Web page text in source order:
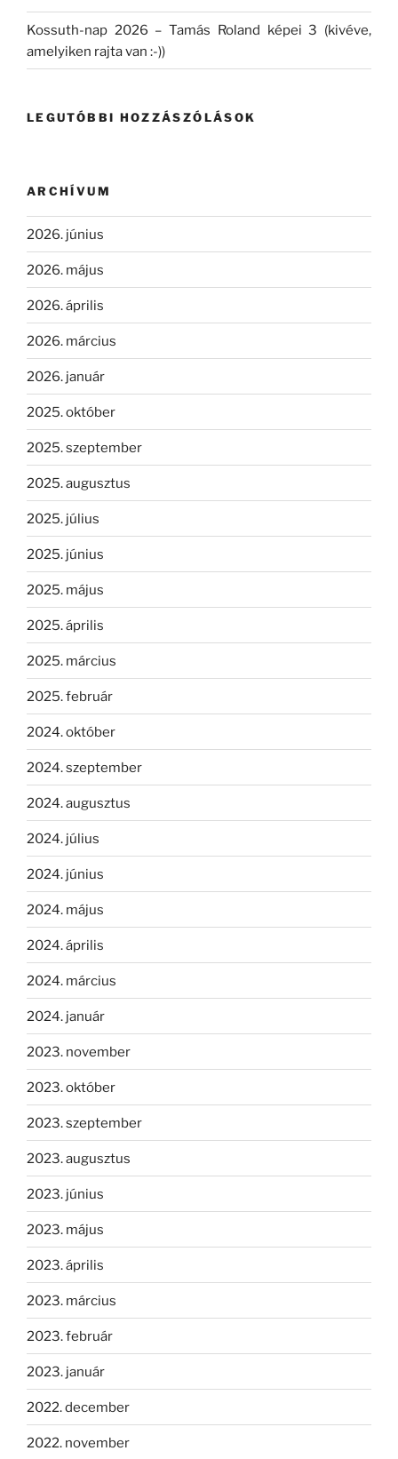
Kossuth-nap 2026 – Tamás Roland képei 3 (kivéve,
amelyiken rajta van :-))
LEGUTÓBBI HOZZÁSZÓLÁSOK
ARCHÍVUM
2026. június
2026. május
2026. április
2026. március
2026. január
2025. október
2025. szeptember
2025. augusztus
2025. július
2025. június
2025. május
2025. április
2025. március
2025. február
2024. október
2024. szeptember
2024. augusztus
2024. július
2024. június
2024. május
2024. április
2024. március
2024. január
2023. november
2023. október
2023. szeptember
2023. augusztus
2023. június
2023. május
2023. április
2023. március
2023. február
2023. január
2022. december
2022. november